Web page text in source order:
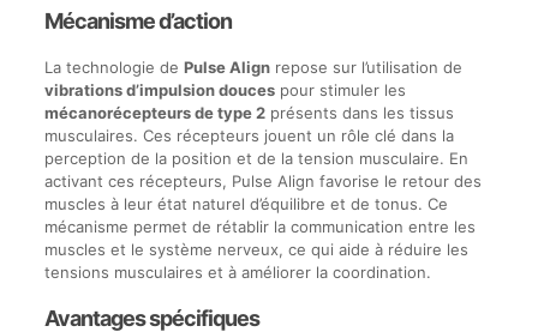
Mécanisme d’action
La technologie de Pulse Alignrepose sur l’utilisation de
vibrations d’impulsion doucespour stimuler les
mécanorécepteurs de type 2présents dans les tissus
musculaires. Ces récepteurs jouent un rôle clé dans la
perception de la position et de la tension musculaire. En
activant ces récepteurs, Pulse Align favorise le retour des
muscles à leur état naturel d’équilibre et de tonus. Ce
mécanisme permet de rétablir la communication entre les
muscles et le système nerveux, ce qui aide à réduire les
tensions musculaires et à améliorer la coordination.
Avantages spécifiques